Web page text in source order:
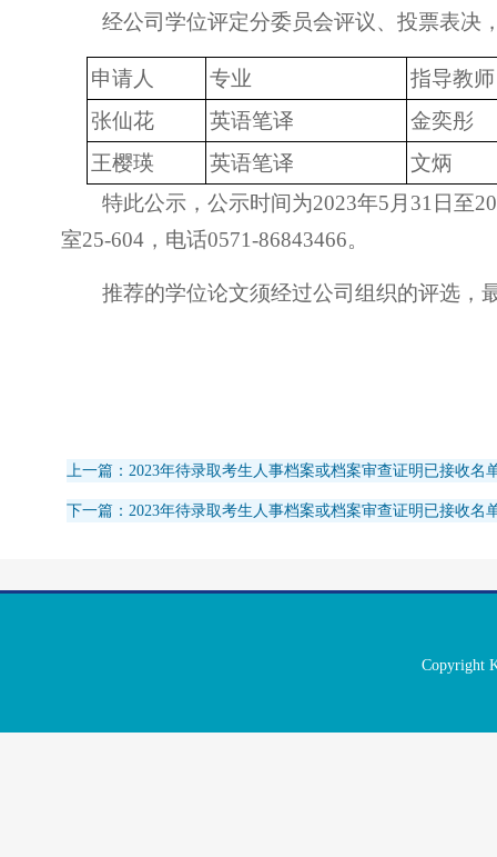
经公司学位评定分委员会评议、投票表决
申请人 专业
指导教师
张仙花
英语笔译
金奕彤
王樱瑛
英语笔译
文炳
特此公示，公示时间为2023年5月31日至
室25-604，电话0571-86843466。
推荐的学位论文须经过公司组织的评选，
上一篇：2023年待录取考生人事档案或档案审查证明已接收名
下一篇：2023年待录取考生人事档案或档案审查证明已接收名
Copyright